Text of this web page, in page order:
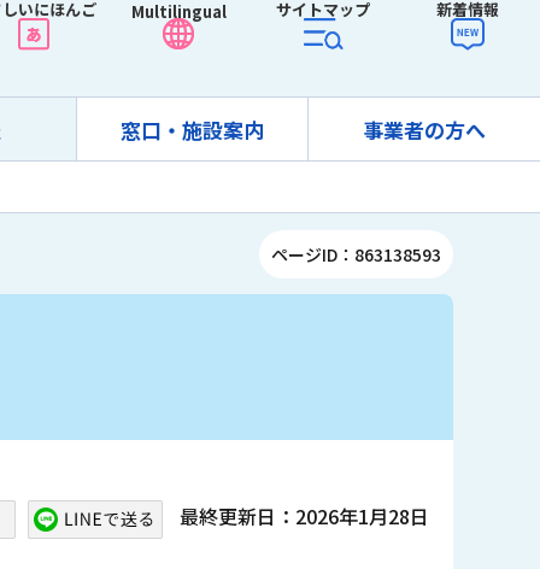
いにほんご Multilingual サイトマップ 新着情報
窓口・施設案内 事業者の方へ
ページID：863138593
最終更新日：2026年1月28日